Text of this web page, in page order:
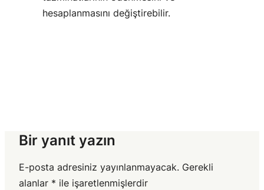
hesaplanmasını değiştirebilir.
Bir yanıt yazın
E-posta adresiniz yayınlanmayacak. Gerekli
alanlar * ile işaretlenmişlerdir